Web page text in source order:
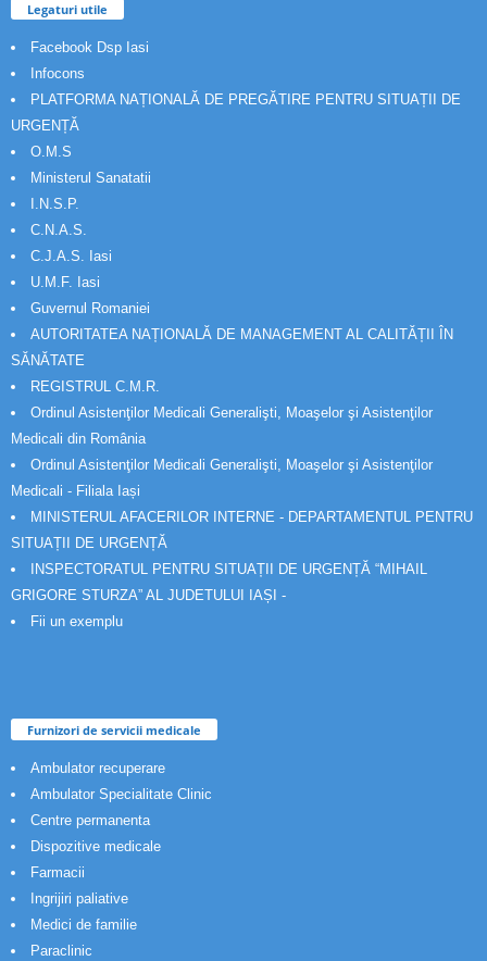
Legaturi utile
Facebook Dsp Iasi
Infocons
PLATFORMA NAȚIONALĂ DE PREGĂTIRE PENTRU SITUAȚII DE
URGENȚĂ
O.M.S
Ministerul Sanatatii
I.N.S.P.
C.N.A.S.
C.J.A.S. Iasi
U.M.F. Iasi
Guvernul Romaniei
AUTORITATEA NAȚIONALĂ DE MANAGEMENT AL CALITĂȚII ÎN
SĂNĂTATE
REGISTRUL C.M.R.
Ordinul Asistenţilor Medicali Generalişti, Moaşelor şi Asistenţilor
Medicali din România
Ordinul Asistenţilor Medicali Generalişti, Moaşelor şi Asistenţilor
Medicali - Filiala Iași
MINISTERUL AFACERILOR INTERNE - DEPARTAMENTUL PENTRU
SITUAȚII DE URGENȚĂ
INSPECTORATUL PENTRU SITUAȚII DE URGENȚĂ “MIHAIL
GRIGORE STURZA” AL JUDETULUI IAȘI -
Fii un exemplu
Furnizori de servicii medicale
Ambulator recuperare
Ambulator Specialitate Clinic
Centre permanenta
Dispozitive medicale
Farmacii
Ingrijiri paliative
Medici de familie
Paraclinic